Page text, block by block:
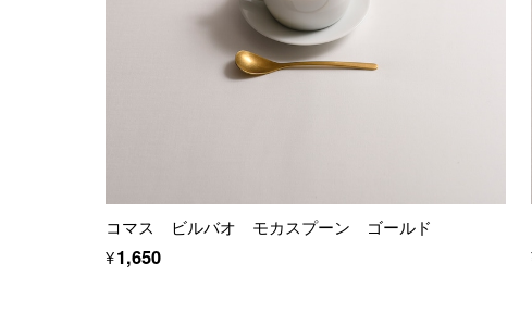
コマス ビルバオ モカスプーン ゴールド
¥1,650